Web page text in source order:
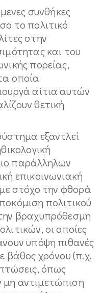
συνθήκες
το πολιτικό
στην
και του
πορείας,
οποία
αίτια αυτών
θετική
εξαντλεί
παράλληλων
επικοινωνιακή
με στόχο την φθορά
πολιτικού
βραχυπρόθεσμη
οι οποίες
υπόψη πιθανές
βάθος χρόνου (π.χ.
όπως
αντιμετώπιση